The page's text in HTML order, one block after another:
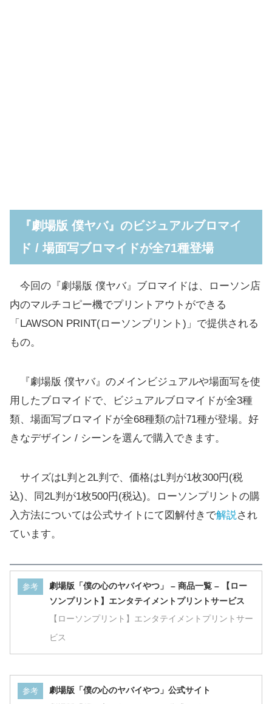
『劇場版 僕ヤバ』のビジュアルブロマイ
ド / 場面写ブロマイドが全71種登場
今回の『劇場版 僕ヤバ』ブロマイドは、ローソン店
内のマルチコピー機でプリントアウトができる
「LAWSON PRINT(ローソンプリント)」で提供される
もの。
『劇場版 僕ヤバ』のメインビジュアルや場面写を使
用したブロマイドで、ビジュアルブロマイドが全3種
類、場面写ブロマイドが全68種類の計71種が登場。好
きなデザイン / シーンを選んで購入できます。
サイズはL判と2L判で、価格はL判が1枚300円(税
込)、同2L判が1枚500円(税込)。ローソンプリントの購
入方法については公式サイトにて図解付きで解説され
ています。
参考
劇場版「僕の心のヤバイやつ」 – 商品一覧 – 【ロー
ソンプリント】エンタテイメントプリントサービス
【ローソンプリント】エンタテイメントプリントサー
ビス
参考 劇場版「僕の心のヤバイやつ」公式サイト